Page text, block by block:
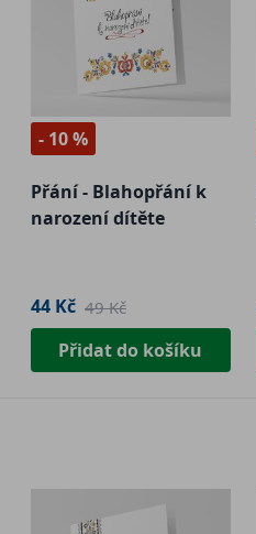
- 10 %
Přání - Blahopřání k
narození dítěte
44 Kč 49 Kč
Přidat do košíku